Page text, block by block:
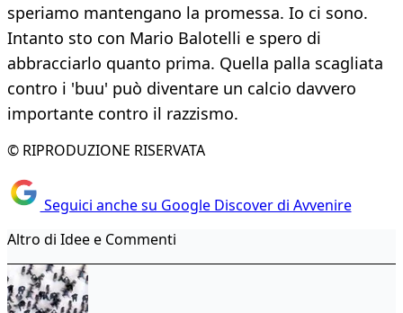
speriamo mantengano la promessa. Io ci sono.
Intanto sto con Mario Balotelli e spero di
abbracciarlo quanto prima. Quella palla scagliata
contro i 'buu' può diventare un calcio davvero
importante contro il razzismo.
© RIPRODUZIONE RISERVATA
Seguici anche su Google Discover di Avvenire
Altro di Idee e Commenti